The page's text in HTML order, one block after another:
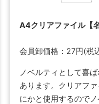
A4クリアファイル【
会員卸価格： 27円(税
ノベルティとして喜
あります。クリアフ
にかと使用するので